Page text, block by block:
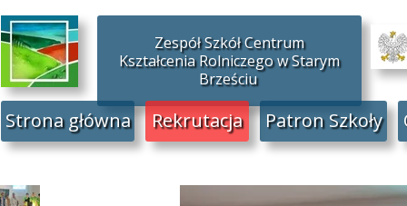
Rekrutacja
Strona główna Patron Szkoły
Zespół Szkół Centrum
Kształcenia Rolniczego w Starym
Brześciu